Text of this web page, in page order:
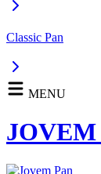
Classic Pan
MENU
JOVEM